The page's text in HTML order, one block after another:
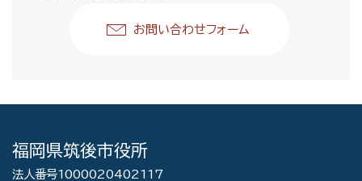
お問い合わせフォーム
福岡県筑後市役所
法人番号1000020402117